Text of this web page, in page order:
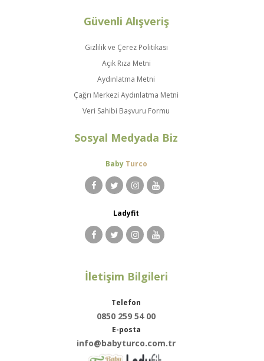
Güvenli Alışveriş
Gizlilik ve Çerez Politikası
Açık Rıza Metni
Aydınlatma Metni
Çağrı Merkezi Aydınlatma Metni
Veri Sahibi Başvuru Formu
Sosyal Medyada Biz
Baby Turco
Ladyfit
İletişim Bilgileri
Telefon
0850 259 54 00
E-posta
info@babyturco.com.tr